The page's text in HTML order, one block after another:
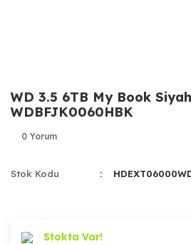
WD 3.5 6TB My Book
WDBFJK0060HBK
0 Yorum
Stok Kodu
Stokta Var!